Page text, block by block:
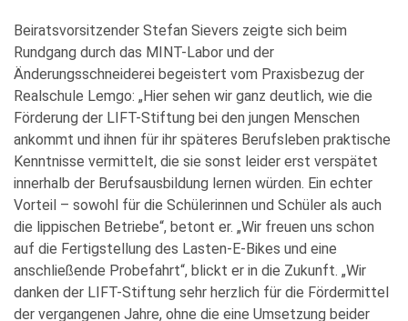
Beiratsvorsitzender Stefan Sievers zeigte sich beim
Rundgang durch das MINT-Labor und der
Änderungsschneiderei begeistert vom Praxisbezug der
Realschule Lemgo: „Hier sehen wir ganz deutlich, wie die
Förderung der LIFT-Stiftung bei den jungen Menschen
ankommt und ihnen für ihr späteres Berufsleben praktische
Kenntnisse vermittelt, die sie sonst leider erst verspätet
innerhalb der Berufsausbildung lernen würden. Ein echter
Vorteil – sowohl für die Schülerinnen und Schüler als auch
die lippischen Betriebe“, betont er. „Wir freuen uns schon
auf die Fertigstellung des Lasten-E-Bikes und eine
anschließende Probefahrt“, blickt er in die Zukunft. „Wir
danken der LIFT-Stiftung sehr herzlich für die Fördermittel
der vergangenen Jahre, ohne die eine Umsetzung beider